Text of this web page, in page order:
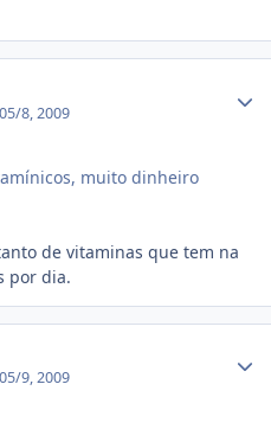
05/8, 2009
muito dinheiro
de vitaminas que tem na
por dia.
05/9, 2009